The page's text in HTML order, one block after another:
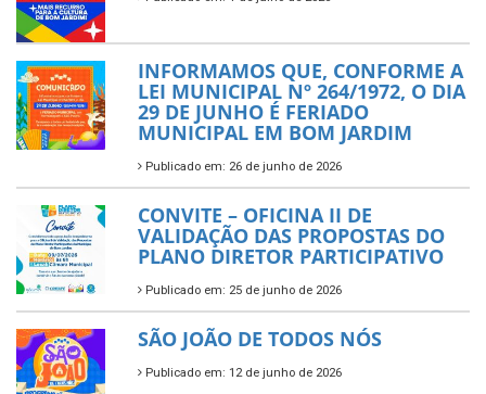
INFORMAMOS QUE, CONFORME A
LEI MUNICIPAL Nº 264/1972, O DIA
29 DE JUNHO É FERIADO
MUNICIPAL EM BOM JARDIM
Publicado em: 26 de junho de 2026
CONVITE – OFICINA II DE
VALIDAÇÃO DAS PROPOSTAS DO
PLANO DIRETOR PARTICIPATIVO
Publicado em: 25 de junho de 2026
SÃO JOÃO DE TODOS NÓS
Publicado em: 12 de junho de 2026